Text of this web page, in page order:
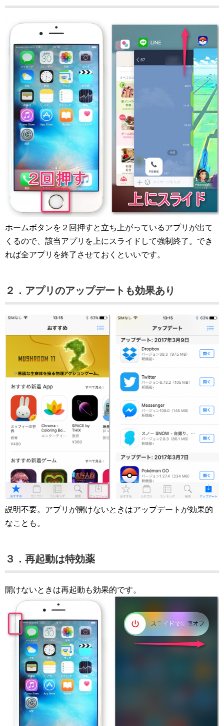
ホームボタンを２回押すと立ち上がっているアプリが出て
くるので、該当アプリを上にスライドして強制終了。でき
れば全アプリを終了させておくといいです。
２．アプリのアップデートも効果あり
説明不要。アプリが開けないときはアップデートが効果的
なことも。
３．再起動は特効薬
開けないときは再起動も効果的です。